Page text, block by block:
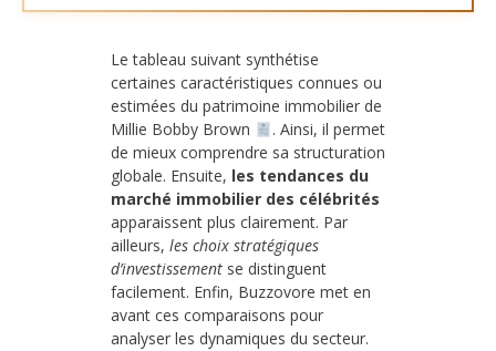
Le tableau suivant synthétise
certaines caractéristiques connues ou
estimées du patrimoine immobilier de
Millie Bobby Brown
. Ainsi, il permet
de mieux comprendre sa structuration
globale. Ensuite, les tendances du
marché immobilier des célébrités
apparaissent plus clairement. Par
ailleurs, les choix stratégiques
d’investissement se distinguent
facilement. Enfin, Buzzovore met en
avant ces comparaisons pour
analyser les dynamiques du secteur.